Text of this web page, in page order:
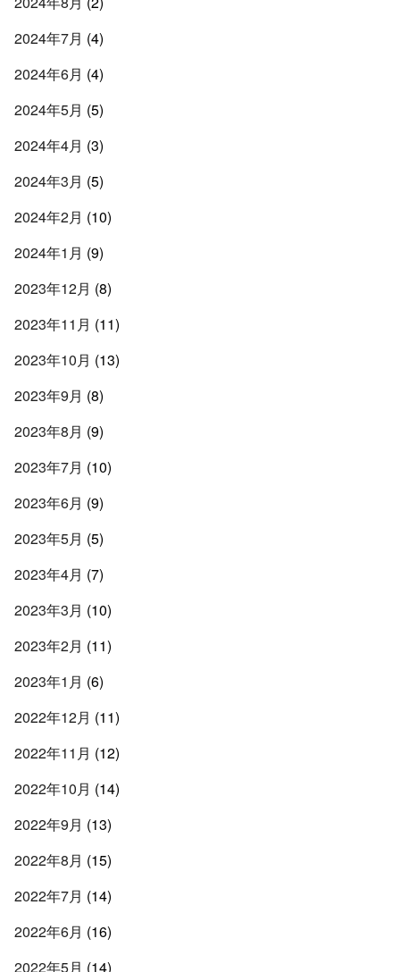
2024年7月 (4)
2024年6月 (4)
2024年5月 (5)
2024年4月 (3)
2024年3月 (5)
2024年2月 (10)
2024年1月 (9)
2023年12月 (8)
2023年11月 (11)
2023年10月 (13)
2023年9月 (8)
2023年8月 (9)
2023年7月 (10)
2023年6月 (9)
2023年5月 (5)
2023年4月 (7)
2023年3月 (10)
2023年2月 (11)
2023年1月 (6)
2022年12月 (11)
2022年11月 (12)
2022年10月 (14)
2022年9月 (13)
2022年8月 (15)
2022年7月 (14)
2022年6月 (16)
2022年5月 (14)